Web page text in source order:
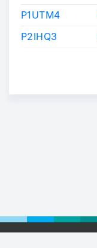
P1UTM4
P2IHQ3